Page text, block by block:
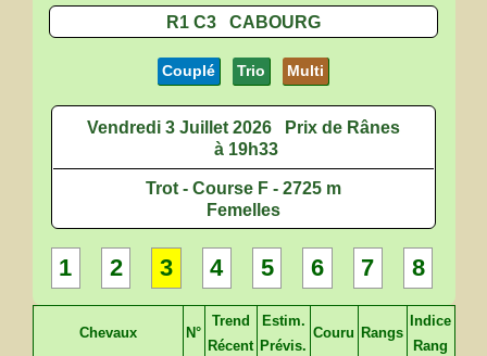
R1 C3 CABOURG
Couplé Trio Multi
Vendredi 3 Juillet 2026
Prix de Rânes
à 19h33
Trot - Course F - 2725 m
Femelles
1 2 3 4 5 6 7 8
Chevaux N°
Trend
Récent
Estim.
Prévis.
Couru Rangs
Indice
Rang